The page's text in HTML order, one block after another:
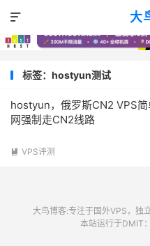
大

标签：hostyun测试
hostyun，俄罗斯CN2 VPS简单
网强制走CN2线路
 VPS评测
大鸟博客:专注于国外VPS，独
本站运行于DMIT：